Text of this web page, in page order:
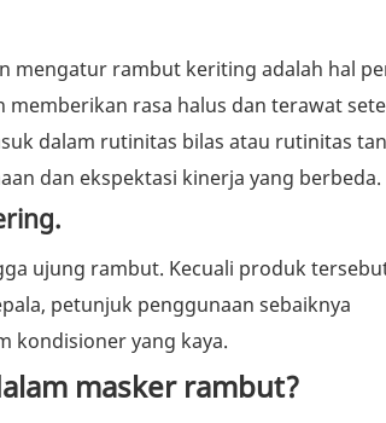
mengatur rambut keriting adalah hal
rasa halus dan terawat
dalam rutinitas bilas atau rutinitas
dan ekspektasi kinerja yang berbeda.
ujung rambut. Kecuali produk
petunjuk penggunaan sebaiknya
kondisioner yang kaya.
masker rambut?